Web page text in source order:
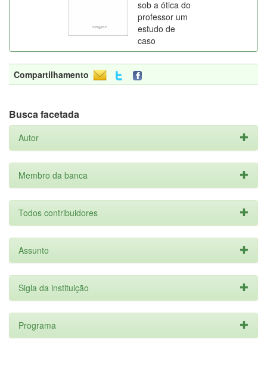
sob a ótica do
professor um
estudo de
caso
Compartilhamento
Busca facetada
Autor
Membro da banca
Todos contribuidores
Assunto
Sigla da instituição
Programa